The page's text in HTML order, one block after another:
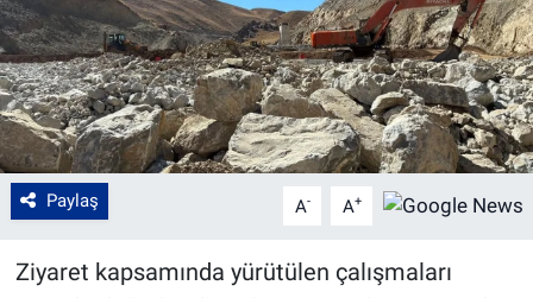
Paylaş A- A+
Ziyaret kapsamında yürütülen çalışmaları